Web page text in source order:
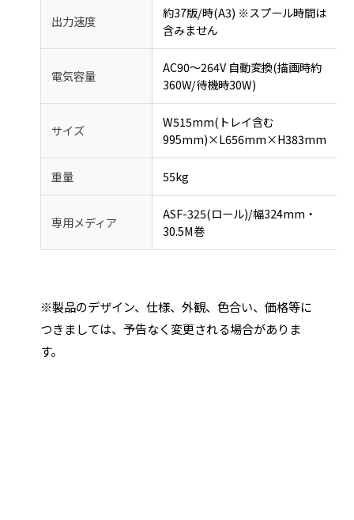
出力速度
約37版/時(A3) ※スプール時間は
含みません
電気容量
AC90～264V 自動変換(描画時約
360W/待機時30W)
サイズ
W515mm(トレイ含む
995mm)×L656mm×H383mm
重量 55kg
専用メディア
ASF-325(ロール)/幅324mm・
30.5M巻
※製品のデザイン、仕様、外観、色合い、価格等に
つきましては、予告なく変更される場合がありま
す。